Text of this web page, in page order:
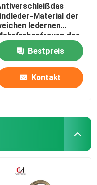
Material der
ledernen
des
Gürtels
Bestpreis
Kontakt